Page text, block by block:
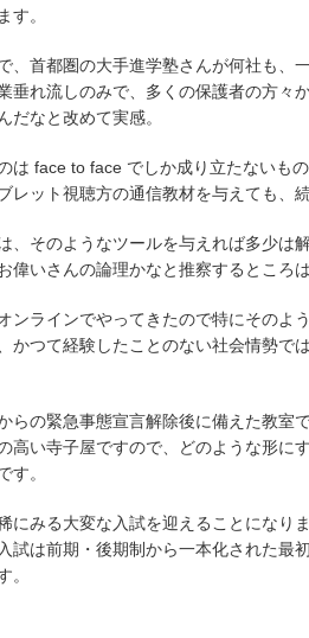
す。
、首都圏の大手進学塾さんが何社も、
垂れ流しのみで、多くの保護者の方
だなと改めて実感。
は face to face でしか成り立たないも
レット視聴方の通信教材を与えても、
、そのようなツールを与えれば多少は
偉いさんの論理かなと推察するところは
ンラインでやってきたので特にそのよ
かつて経験したことのない社会情勢で
らの緊急事態宣言解除後に備えた教室
高い寺子屋ですので、どのような形
す。
にみる大変な入試を迎えることになりま
試は前期・後期制から一本化された
。